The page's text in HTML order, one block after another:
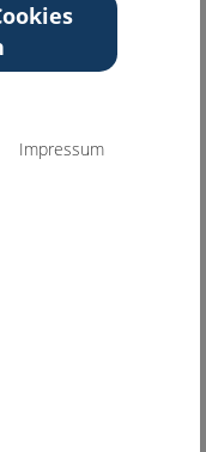
Impressum